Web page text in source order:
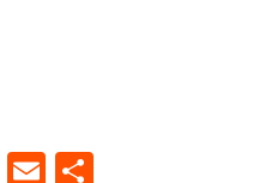
Pi E